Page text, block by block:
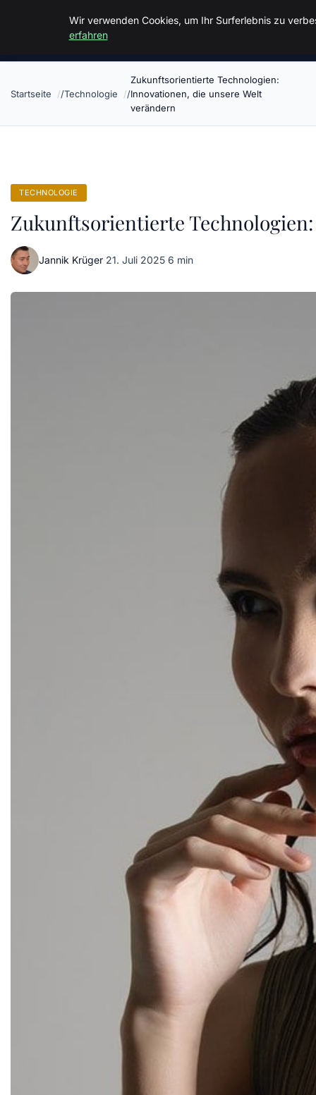
Malzminden
Startseite Technologie
Zukunftsorientierte Technologien:
Innovationen, die unsere Welt
verändern
TECHNOLOGIE
Zukunftsorientierte
Jannik Krüger·21. Juli 2025·6 min
Wir verwenden Cookies, um Ihr Surferlebnis zu
erfahren